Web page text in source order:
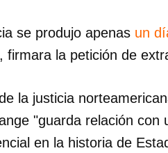
como favorito
poder guardar como favorito,
se produjo apenas un
firmara la petición de
la justicia
"guarda relación
en la historia de